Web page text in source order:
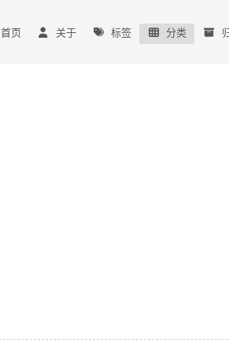
首页 关于 标签 分类